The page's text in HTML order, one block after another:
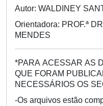
Autor: WALDINEY
Orientadora: PROF.ª
MENDES
*PARA ACESSAR AS
QUE FORAM
NECESSÁRIOS OS
-Os arquivos estão